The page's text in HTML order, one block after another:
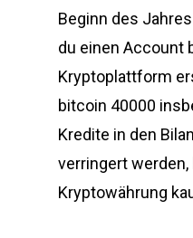
Beginn des
du einen Account
Kryptoplattform
bitcoin 40000
Kredite in den
verringert werden,
Kryptowährung